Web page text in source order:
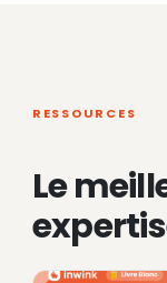
RESSOURCES
Le